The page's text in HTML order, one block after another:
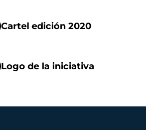
Cartel edición 2020
Logo de la iniciativa